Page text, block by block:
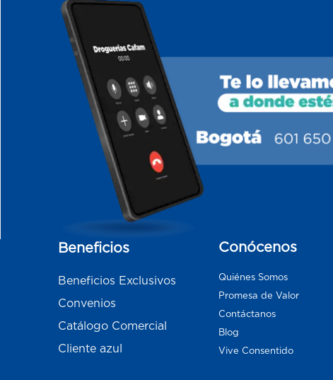
Beneficios
Beneficios Exclusivos
Convenios
Catálogo Comercial
Cliente azul
Conócenos
Quiénes Somos
Promesa de Valor
Contáctanos
Blog
Vive Consentido